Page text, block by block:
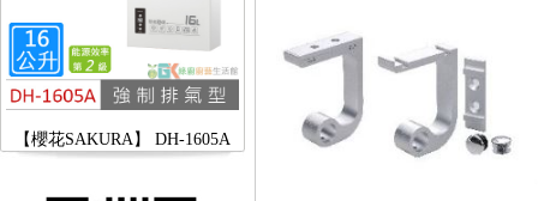
【櫻花SAKURA】 DH-1605A
16公升/分 數位恆溫 LCD溫度設
定 分段火排